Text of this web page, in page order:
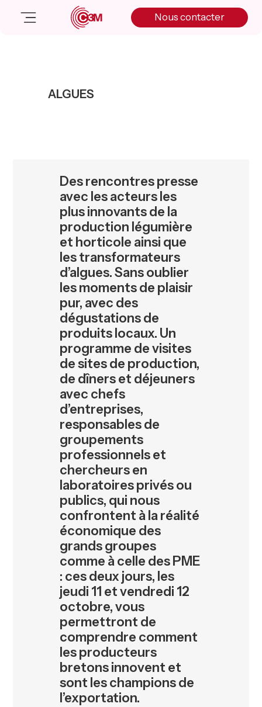
Nous contacter
Nous contacter
ALGUES
Des rencontres presse
avec les acteurs les
plus innovants de la
production légumière
et horticole ainsi que
les transformateurs
d’algues. Sans oublier
les moments de plaisir
pur, avec des
dégustations de
produits locaux. Un
programme de visites
de sites de production,
de dîners et déjeuners
avec chefs
d’entreprises,
responsables de
groupements
professionnels et
chercheurs en
laboratoires privés ou
publics, qui nous
confrontent à la réalité
économique des
grands groupes
comme à celle des PME
: ces deux jours, les
jeudi 11 et vendredi 12
octobre, vous
permettront de
comprendre comment
les producteurs
bretons innovent et
sont les champions de
l’exportation.